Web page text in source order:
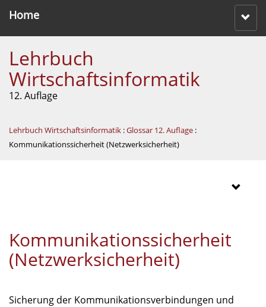
Home
Lehrbuch
Wirtschaftsinformatik
12. Auflage
Lehrbuch Wirtschaftsinformatik :Glossar 12. Auflage :
Kommunikationssicherheit (Netzwerksicherheit)
Kommunikationssicherheit
(Netzwerksicherheit)
Sicherung der Kommunikationsverbindungen und